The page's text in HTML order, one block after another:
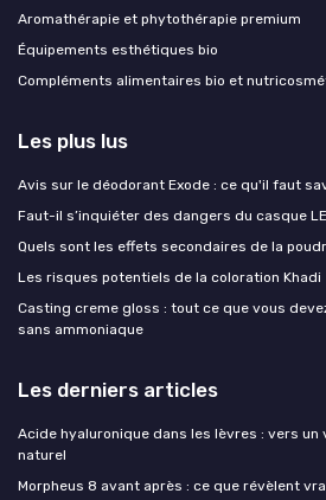
Aromathérapie et phytothérapie premium
Équipements esthétiques bio
Compléments alimentaires bio et
Les plus lus
Avis sur le déodorant Exode : ce qu'il faut
Faut-il s’inquiéter des dangers du casque
Quels sont les effets secondaires de la
Les risques potentiels de la coloration Khadi
Casting creme gloss : tout ce que vous
sans ammoniaque
Les derniers articles
Acide hyaluronique dans les lèvres : vers un
naturel
Morpheus 8 avant après : ce que révèlent